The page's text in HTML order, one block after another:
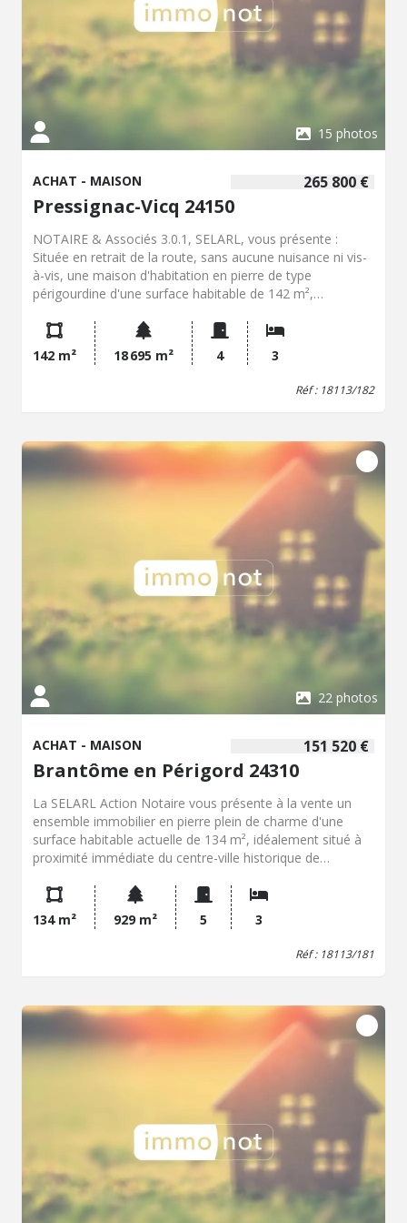
d'information et pour organiser une visite.
15 photos
265 800 €
ACHAT - MAISON
Pressignac-Vicq 24150
NOTAIRE & Associés 3.0.1, SELARL, vous présente :
Située en retrait de la route, sans aucune nuisance ni vis-
à-vis, une maison d'habitation en pierre de type
périgourdine d'une surface habitable de 142 m²,
par un long chemin privatif, la maison est édifiée sur un
sous-sol intégral comprenant un garage pour un véhicule,
une buanderie et un espace atelier. Le rez-de-jardin se
compose d'une cuisine séparée, d'un bureau, d'un salon-
offrant un vide sur le séjour et pouvant faire office de
bureau ou bibliothèque, deux chambres dont une
disposant de sa propre salle d'eau, ainsi qu'un WC
indépendant. Les extérieurs disposent d'une véranda de
jardin et d'une piscine de 6x12 mètres à remettre en
route. Ce bien, situé dans un environnement calme à
proximité des sites touristiques, est proposé à la vente
par notre office ; pour tout renseignement
complémentaire ou pour l'organisation d'une visite, merci
de contacter notre étude.
142 m² 18 695 m² 4 3
Réf : 18113/182
22 photos
151 520 €
ACHAT - MAISON
Brantôme en Périgord 24310
La SELARL Action Notaire vous présente à la vente un
ensemble immobilier en pierre plein de charme d'une
surface habitable actuelle de 134 m², idéalement situé à
proximité immédiate du centre-ville historique de
excellent potentiel pour un investisseur après quelques
travaux de rénovation. Cet ensemble se compose de
deux logements distincts de plain-pied, à commencer par
une première maison d'habitation qui s'articule autour
chambre, d'un WC et d'une salle de bain. Le second
logement, assimilable à un appartement de type T2
également de plain-pied, comprend une pièce de vie
faisant office de salon et salle à manger, ainsi qu'une
chambre avec sa salle d'eau privative profitant d'un retour
sur la terrasse arrière et d'une petite cour privative, le tout
complété par une cave attenante à cet appartement. À
l'étage, bénéficiant d'un accès totalement indépendant,
se trouvent une grande pièce mansardée mettant en
valeur une magnifique charpente en chêne apparente
ainsi qu'un grand grenier qui pourrait être aménagé afin
de créer une surface habitable supplémentaire ou un
134 m² 929 m² 5 3
Réf : 18113/181